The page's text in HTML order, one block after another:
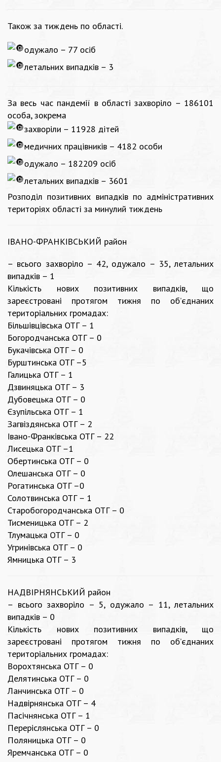
Також за тиждень по області.
одужало – 77 осіб
летальних випадків – 3
За весь час пандемії в області захворіло – 186101
особа, зокрема
захворіли – 11928 дітей
медичних працівників – 4182 особи
одужало – 182209 осіб
летальних випадків – 3601
Розподіл позитивних випадків по адміністративних
територіях області за минулий тиждень
ІВАНО-ФРАНКІВСЬКИЙ район
– всього захворіло – 42, одужало – 35, летальних
випадків – 1
Кількість нових позитивних випадків, що
зареєстровані протягом тижня по об’єднаних
територіальних громадах:
Більшівцівська ОТГ – 1
Богородчанська ОТГ – 0
Букачівська ОТГ – 0
Бурштинська ОТГ –5
Галицька ОТГ – 1
Дзвиняцька ОТГ – 3
Дубовецька ОТГ – 0
Єзупільська ОТГ – 1
Загвіздянська ОТГ – 2
Івано-Франківська ОТГ – 22
Лисецька ОТГ –1
Обертинська ОТГ – 0
Олешанська ОТГ – 0
Рогатинська ОТГ –0
Солотвинська ОТГ – 1
Старобогородчанська ОТГ – 0
Тисменицька ОТГ – 2
Тлумацька ОТГ – 0
Угринівська ОТГ – 0
Ямницька ОТГ – 3
НАДВІРНЯНСЬКИЙ район
– всього захворіло – 5, одужало – 11, летальних
випадків – 0
Кількість нових позитивних випадків, що
зареєстровані протягом тижня по об’єднаних
територіальних громадах:
Ворохтянська ОТГ – 0
Делятинська ОТГ – 0
Ланчинська ОТГ – 0
Надвірнянська ОТГ – 4
Пасічнянська ОТГ – 1
Переріслянська ОТГ – 0
Поляницька ОТГ – 0
Яремчанська ОТГ – 0